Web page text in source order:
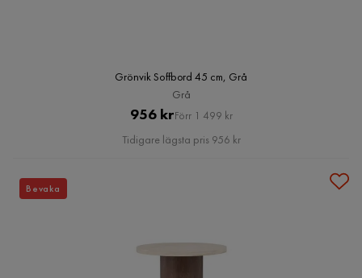
Grönvik Soffbord 45 cm, Grå
Grå
Pris
956 kr Original
Pris
Förr 1 499 kr
Tidigare lägsta pris 956 kr
Bevaka